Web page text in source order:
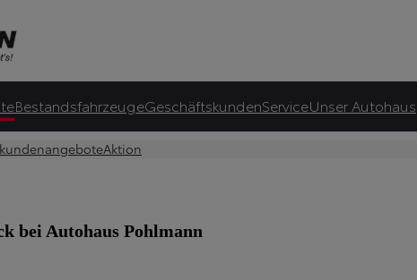
BestandsfahrzeugeGeschäftskundenServiceUnser Autohaus
Aktion
bei Autohaus Pohlmann